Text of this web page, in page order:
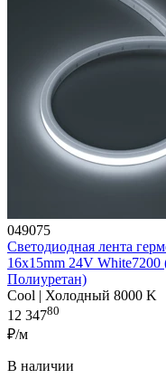
049075
Светодиодная лента
16x15mm 24V
Полиуретан)
Cool | Холодный 8000 K
12 34780
₽/м
В наличии